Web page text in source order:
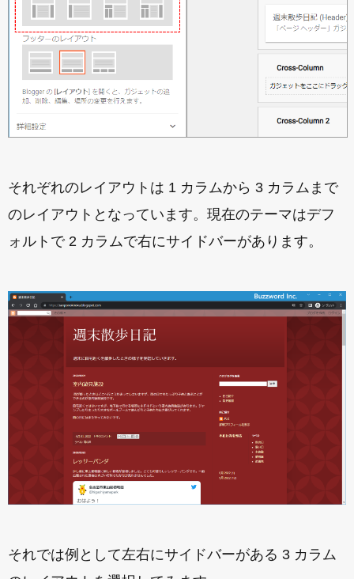
それぞれのレイアウトは 1 カラムから 3 カラムまで
のレイアウトとなっています。現在のテーマはデフ
ォルトで 2 カラムで右にサイドバーがあります。
それでは例として左右にサイドバーがある 3 カラム